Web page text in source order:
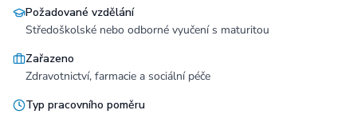
Požadované vzdělání
Středoškolské nebo odborné vyučení s maturitou
Zařazeno
Zdravotnictví, farmacie a sociální péče
Typ pracovního poměru